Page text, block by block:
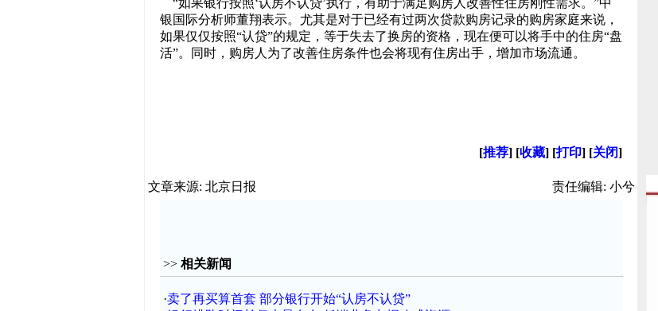
“如果银行按照‘认房不认贷’执行，有助于满足购房人改善性住房刚性需求。”中
银国际分析师董翔表示。尤其是对于已经有过两次贷款购房记录的购房家庭来说，
如果仅仅按照“认贷”的规定，等于失去了换房的资格，现在便可以将手中的住房“盘
活”。同时，购房人为了改善住房条件也会将现有住房出手，增加市场流通。
[推荐] [收藏] [打印] [关闭]
文章来源: 北京日报 责任编辑: 小兮
>> 相关新闻
·卖了再买算首套 部分银行开始“认房不认贷”